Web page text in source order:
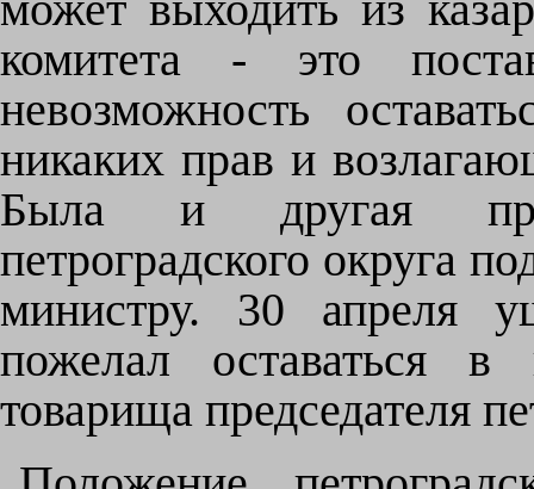
комитета - это
невозможность
никаких прав и
Была и другая
петроградского округа
министру. 30 апреля
пожелал оставаться
товарища председателя